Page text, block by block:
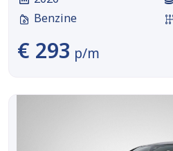
Benzine
€ 293 p/m